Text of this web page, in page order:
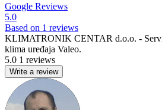
Google Reviews
5.0
Based on 1 reviews
KLIMATRONIK CENTAR d.o.o. -
klima uređaja Valeo.
5.0 1 reviews
Write a review